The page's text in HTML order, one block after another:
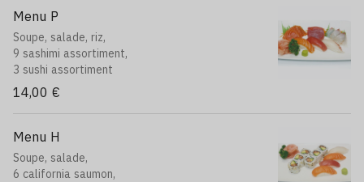
Menu P
Soupe, salade, riz,
9 sashimi assortiment,
3 sushi assortiment
14,00 €
Menu H
Soupe, salade,
6 california saumon,